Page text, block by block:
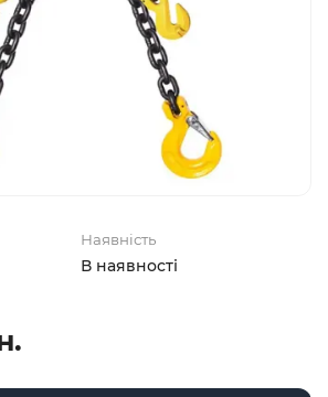
Наявність
В наявності